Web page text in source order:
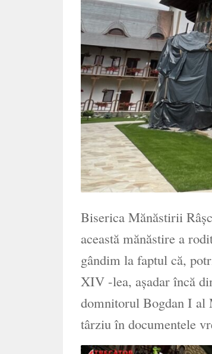
Biserica Mănăstirii
această mănăstire a
gândim la faptul că,
XIV -lea, aşadar încă
domnitorul Bogdan I al
târziu în documentele